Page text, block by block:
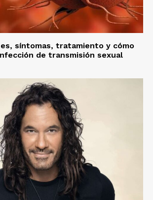
síntomas, tratamiento y cómo
de transmisión sexual